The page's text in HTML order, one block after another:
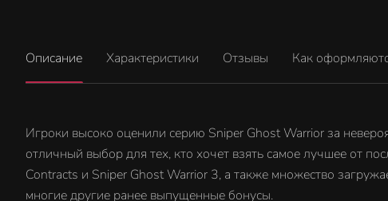
Описание Характеристики Отзывы Как
Игроки высоко оценили серию Sniper Ghost Warrior за
отличный выбор для тех, кто хочет взять самое лучшее от
Contracts и Sniper Ghost Warrior 3, а также множество
многие другие ранее выпущенные бонусы.